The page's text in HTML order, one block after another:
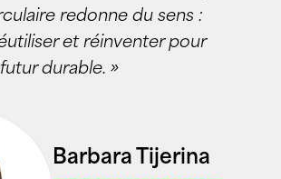
redonne du sens :
et réinventer pour
durable. »
Barbara Tijerina